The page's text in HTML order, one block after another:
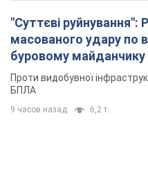
"Суттєві руйнування":
масованого удару по
буровому
Проти видобувної
БПЛА
9 часов назад 6,2 т.